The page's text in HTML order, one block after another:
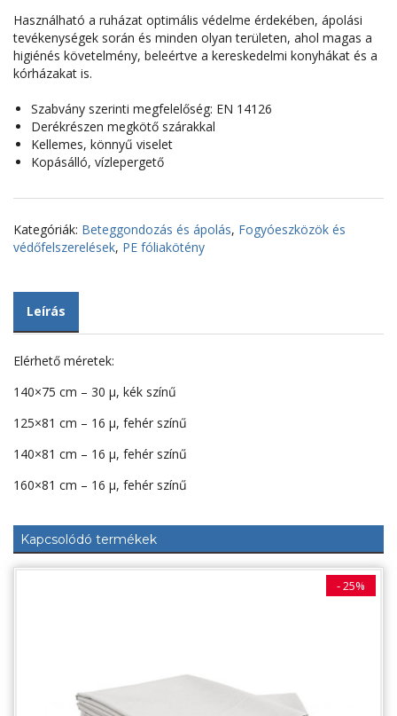
Használható a ruházat optimális védelme érdekében, ápolási
tevékenységek során és minden olyan területen, ahol magas a
higiénés követelmény, beleértve a kereskedelmi konyhákat és a
kórházakat is.
Szabvány szerinti megfelelőség: EN 14126
Derékrészen megkötő szárakkal
Kellemes, könnyű viselet
Kopásálló, vízlepergető
Kategóriák: Beteggondozás és ápolás, Fogyóeszközök és
védőfelszerelések, PE fóliakötény
Leírás
Elérhető méretek:
140×75 cm – 30 µ, kék színű
125×81 cm – 16 µ, fehér színű
140×81 cm – 16 µ, fehér színű
160×81 cm – 16 µ, fehér színű
Kapcsolódó termékek
- 25%